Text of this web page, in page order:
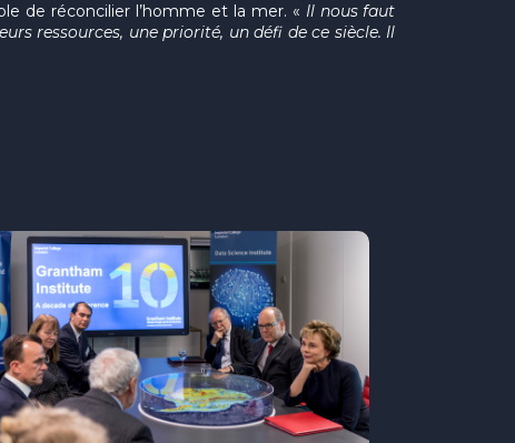
de réconcilier l’homme et la mer. « Il nous faut
ressources, une priorité, un défi de ce siècle. Il